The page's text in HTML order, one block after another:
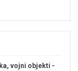
vojni objekti -